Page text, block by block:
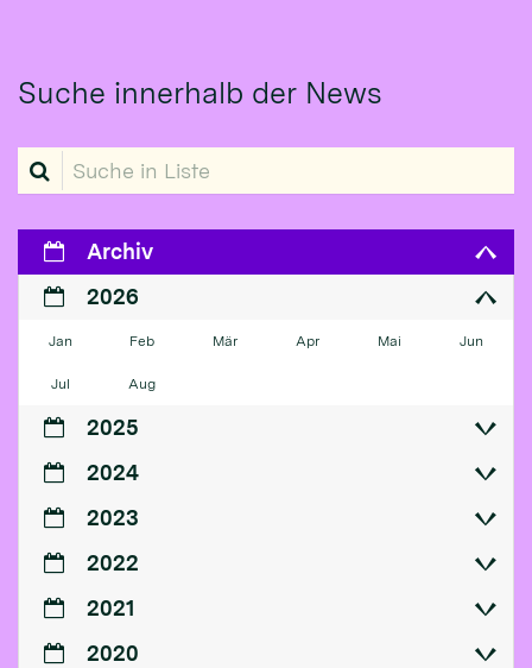
Suche innerhalb der News
Suche in Liste
Archiv
2026
Jan Feb Mär Apr Mai Jun
Jul Aug
2025
2024
2023
2022
2021
2020